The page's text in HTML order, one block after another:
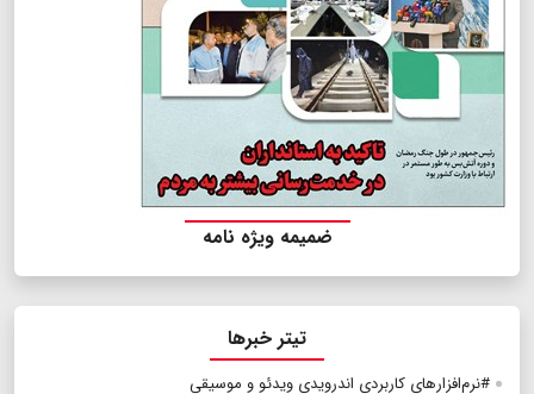
ضمیمه ویژه نامه
تیتر خبرها
#نرم‌افزار‌های کاربردی اندرویدی ویدئو و موسیقی